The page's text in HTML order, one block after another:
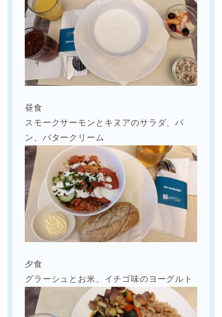
昼食
スモークサーモンとキヌアのサラダ、パ
ン、バタークリーム
夕食
グラーシュとお米、イチゴ味のヨーグルト